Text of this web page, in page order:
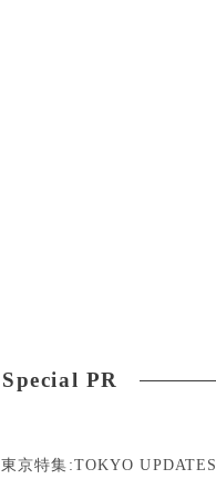
Special PR
東京特集:TOKYO UPDATES